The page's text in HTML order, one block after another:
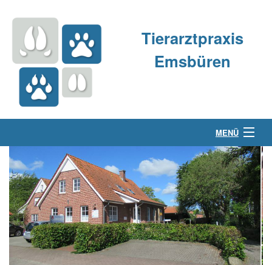
Tierarztpraxis
Emsbüren
MENÜ
Über uns
Kleintierpraxis
Großtierpraxis
Kontakt & Anfahrt